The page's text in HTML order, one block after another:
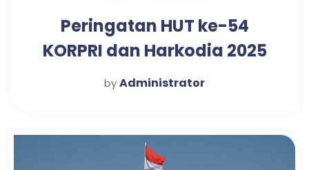
Peringatan HUT ke-54
KORPRI dan Harkodia 2025
Kabupaten Pasuruan
byAdministrator